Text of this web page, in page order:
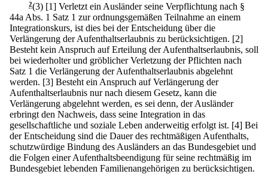
2(3) [1] Verletzt ein Ausländer seine Verpflichtung nach §
44a Abs. 1 Satz 1 zur ordnungsgemäßen Teilnahme an einem
Integrationskurs, ist dies bei der Entscheidung über die
Verlängerung der Aufenthaltserlaubnis zu berücksichtigen. [2]
Besteht kein Anspruch auf Erteilung der Aufenthaltserlaubnis, soll
bei wiederholter und gröblicher Verletzung der Pflichten nach
Satz 1 die Verlängerung der Aufenthaltserlaubnis abgelehnt
werden. [3] Besteht ein Anspruch auf Verlängerung der
Aufenthaltserlaubnis nur nach diesem Gesetz, kann die
Verlängerung abgelehnt werden, es sei denn, der Ausländer
erbringt den Nachweis, dass seine Integration in das
gesellschaftliche und soziale Leben anderweitig erfolgt ist. [4] Bei
der Entscheidung sind die Dauer des rechtmäßigen Aufenthalts,
schutzwürdige Bindung des Ausländers an das Bundesgebiet und
die Folgen einer Aufenthaltsbeendigung für seine rechtmäßig im
Bundesgebiet lebenden Familienangehörigen zu berücksichtigen.